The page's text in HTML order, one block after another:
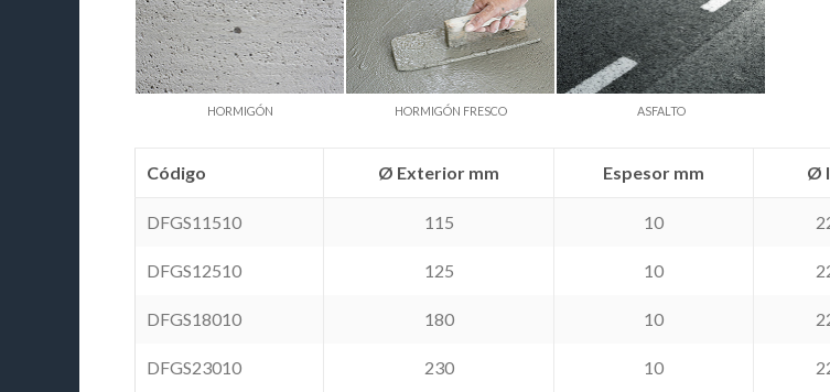
HORMIGÓN HORMIGÓN FRESCO ASFALTO
Código Ø Exterior mm Espesor mm Ø
DFGS11510 115 10
DFGS12510 125 10
DFGS18010 180 10
DFGS23010 230 10